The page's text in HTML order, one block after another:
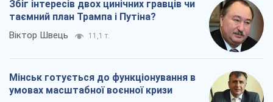
Збіг інтересів двох цинічних гравців чи
таємний план Трампа і Путіна?
Віктор Швець 11,1 т.
Мінськ готується до функціонування в
умовах масштабної воєнної кризи